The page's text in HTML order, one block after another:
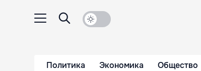
Политика Экономика Общество